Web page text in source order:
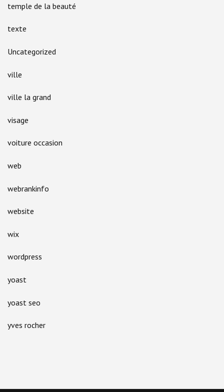
temple de la beauté
texte
Uncategorized
ville
ville la grand
visage
voiture occasion
web
webrankinfo
website
wix
wordpress
yoast
yoast seo
yves rocher